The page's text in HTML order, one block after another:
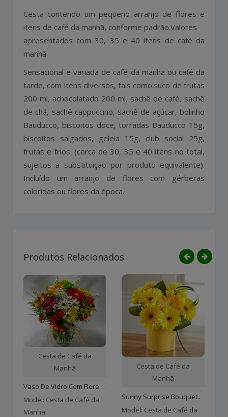
Cesta contendo um pequeno arranjo de flores e
itens de café da manhã, conforme padrão.Valores
apresentados com 30, 35 e 40 itens de café da
manhã.
Sensacional e variada de café da manhã ou café da
tarde, com itens diversos, tais como:suco de frutas
200 ml, achocolatado 200 ml, sachê de café, sachê
de chá, sachê cappuccino, sachê de açúcar, bolinho
Bauducco, biscoitos doce, torradas Bauducco 15g,
biscoitos salgados, geleia 15g, club social 25g,
frutas e frios. (cerca de 30, 35 e 40 itens no total,
sujeitos a substituição por produto equivalente).
Incluído um arranjo de flores com gérberas
coloridas ou flores da época.
Produtos Relacionados
Cesta de Café da
Manhã
Vaso De Vidro Com Flores ..
Model: Cesta de Café da
Manhã
Cesta de Café da
Manhã
Sunny Surprise Bouquet..
Model: Cesta de Café da